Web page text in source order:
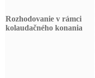
Rozhodovanie v rámci
kolaudačného konania